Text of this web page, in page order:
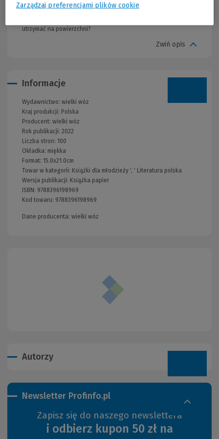
i zdać prawdziwy egzamin z życia. Czy zdoła znaleźć w sobie siłę,
utrzymać na powierzchni?
Zwiń opis
Informacje
Wydawnictwo: wielki wóz
Kraj produkcji: Polska
Producent: wielki wóz
Rok publikacji: 2022
Liczba stron: 100
Okładka: miękka
Format: 15.0x21.0cm
Towar w kategorii: Książki dla młodzieży ', ' Literatura polska
Wersja publikacji: Książka papier
ISBN: 9788396198969
Kod towaru: 9788396198969
Dane producenta: wielki wóz
Autorzy
Newsletter Profinfo.pl
Zapisz się do naszego newslettera
i odbierz kupon 50 zł na
Zarządzaj preferencjami plików cookie